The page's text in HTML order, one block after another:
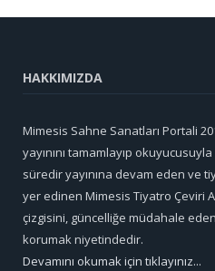
HAKKIMIZDA
Mimesis Sahne Sanatları Portali
yayınını tamamlayıp
süredir yayınına devam eden ve
yer edinen Mimesis Tiyatro Çeviri
çizgisini, güncelliğe müdahale
korumak niyetindedir.
Devamını okumak için tıklayınız...